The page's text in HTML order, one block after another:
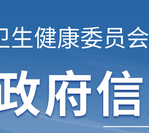
生健康委员会